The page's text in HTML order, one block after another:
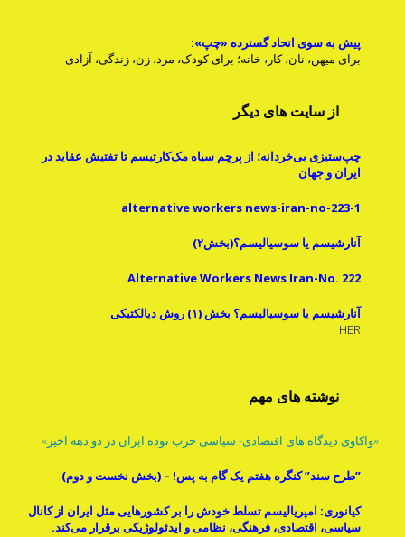
پیش به سوی اتحاد گسترده «چپ»:
برای میهن، نان، کار، خانه؛ برای کودک، مرد، زن، زندگی، آزادی
از سایت های دیگر
چپ‌ستیزی بی‌خردانه؛ از پرچم سیاه مک‌کارتیسم تا تفتیش عقاید در
ایران و جهان
alternative workers news-iran-no-223-1
آنارشیسم یا سوسیالیسم؟(بخش۲)
Alternative Workers News Iran-No. 222
آنارشیسم یا سوسیالیسم؟ بخش (۱) روش دیالکتیکی
HER
نوشته های مهم
«واکاوی دیدگاه های اقتصادی- سیاسی حزب توده ایران در دو دهه اخیر»
”طرح سند” کنگره هفتم یک گام به پس! – (بخش نخست و دوم)
کیانوری: امپریالیسم تسلط خودش را بر کشورهایی مثل ایران از کانال
سیاسی، اقتصادی، فرهنگی، نظامی و ایدئولوژیکی برقرار می‌کند.